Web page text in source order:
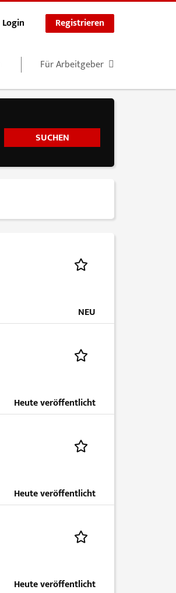
Login Registrieren
Für Arbeitgeber
NEU
Heute veröffentlicht
Heute veröffentlicht
Heute veröffentlicht